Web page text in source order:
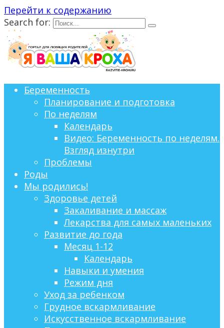
Перейти к содержанию
Search for:
Беременность
Планирование и подготовка
По неделям
Календарь
Видео: Беременность по неделям.
Взгляд изнутри
Проблемы
Роды
Мы родились!
Здоровье детей
Закаливание и массаж
Лекарства для самых маленьких
Развитие до года
Месяц 1-12
Календарь
Навыки и умения
Режим дня
Уход за ребенком
Грудное вскармливание
Искусственное вскармливание